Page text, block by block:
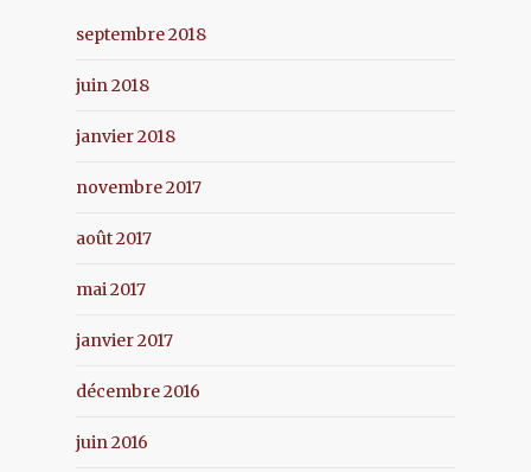
septembre 2018
juin 2018
janvier 2018
novembre 2017
août 2017
mai 2017
janvier 2017
décembre 2016
juin 2016